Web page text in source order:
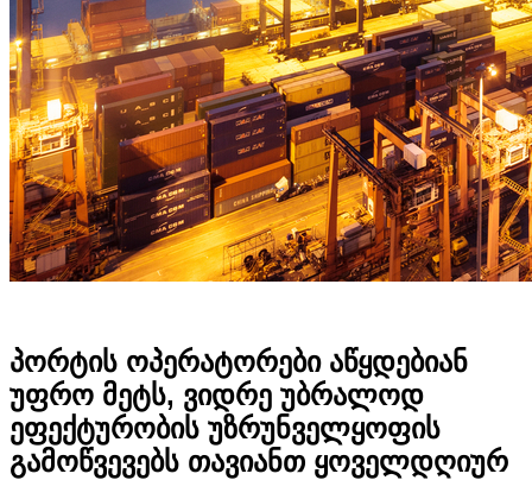
პორტის ოპერატორები აწყდებიან
უფრო მეტს, ვიდრე უბრალოდ
ეფექტურობის უზრუნველყოფის
გამოწვევებს თავიანთ ყოველდღიურ